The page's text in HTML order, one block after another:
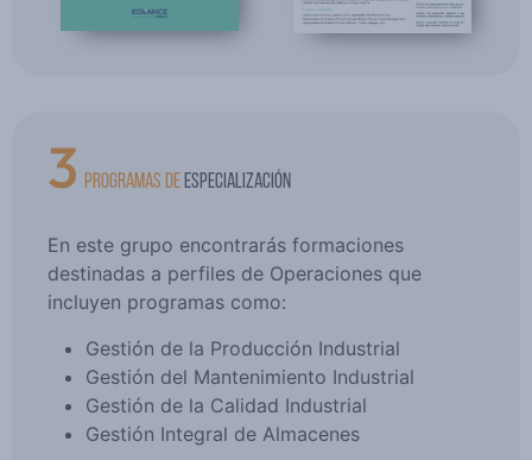
3 PROGRAMAS DE ESPECIALIZACIÓN
En este grupo encontrarás formaciones
destinadas a perfiles de Operaciones que
incluyen programas como:
Gestión de la Producción Industrial
Gestión del Mantenimiento Industrial
Gestión de la Calidad Industrial
Gestión Integral de Almacenes